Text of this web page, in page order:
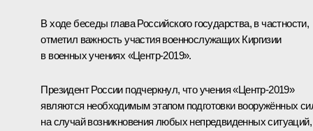
В ходе беседы глава Российского государства, в частности,
отметил важность участия военнослужащих Киргизии
в военных учениях «Центр-2019».
Президент России подчеркнул, что учения «Центр-2019»
являются необходимым этапом подготовки вооружённых
на случай возникновения любых непредвиденных ситуаций,